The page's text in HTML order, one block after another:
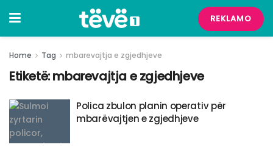
REKLAMO
Home Tag mbarevajtja e zgjedhjeve
Etiketë:mbarevajtja e zgjedhjeve
Polica zbulon planin operativ për
mbarëvajtjen e zgjedhjeve